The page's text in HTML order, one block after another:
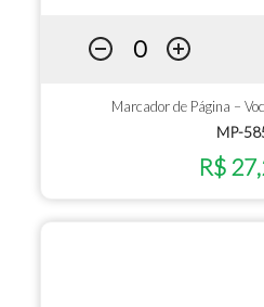
Marcador de Página –
MP-
R$